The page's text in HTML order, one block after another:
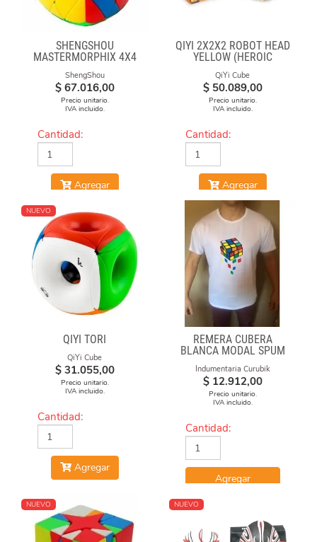
SHENGSHOU
MASTERMORPHIX 4X4
ShengShou
$ 67.016,00
Precio unitario.
IVA incluido.
Cantidad:
Agregar
QIYI 2X2X2 ROBOT HEAD
YELLOW (HEROIC
LEADER)
QiYi Cube
$ 50.089,00
Precio unitario.
IVA incluido.
Cantidad:
Agregar
NUEVO
QIYI TORI
QiYi Cube
$ 31.055,00
Precio unitario.
IVA incluido.
Cantidad:
Agregar
REMERA CUBERA
BLANCA MODAL SPUM
Indumentaria Curubik
$ 12.912,00
Precio unitario.
IVA incluido.
Cantidad:
Agregar
NUEVO NUEVO